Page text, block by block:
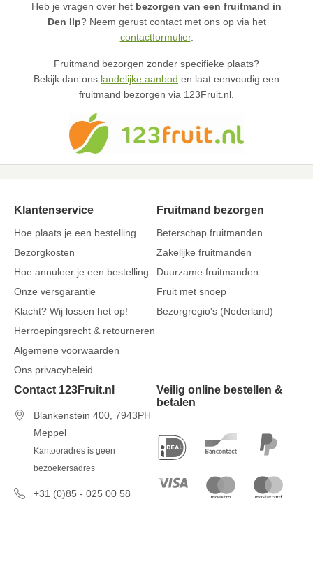
Heb je vragen over het bezorgen van een fruitmand in
Den Ilp? Neem gerust contact met ons op via het
contactformulier.
Fruitmand bezorgen zonder specifieke plaats?
Bekijk dan ons landelijke aanbod en laat eenvoudig een
fruitmand bezorgen via 123Fruit.nl.
Klantenservice
Hoe plaats je een bestelling
Bezorgkosten
Hoe annuleer je een bestelling
Onze versgarantie
Klacht? Wij lossen het op!
Herroepingsrecht & retourneren
Algemene voorwaarden
Ons privacybeleid
Fruitmand bezorgen
Beterschap fruitmanden
Zakelijke fruitmanden
Duurzame fruitmanden
Fruit met snoep
Bezorgregio's (Nederland)
Contact 123Fruit.nl
Blankenstein 400, 7943PH
Meppel
Kantooradres is geen
bezoekersadres
+31 (0)85 - 025 00 58
Veilig online bestellen &
betalen